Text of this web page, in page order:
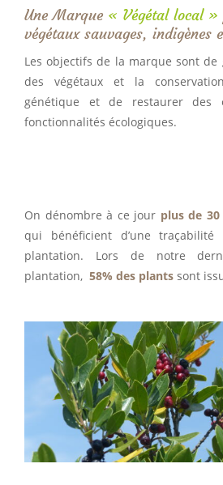
Une Marque « Végétal local »
végétaux sauvages, indigènes
Les objectifs de la marque sont
des végétaux et la
génétique et de restaurer des
fonctionnalités écologiques.
On dénombre à ce jour plus de
qui bénéficient d’une
plantation. Lors de notre
plantation, 58% des plants sont